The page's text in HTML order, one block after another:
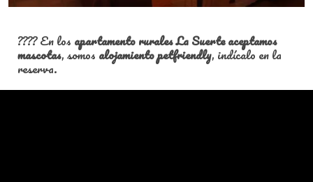
???? En los apartamento rurales La Suerte aceptamos
mascotas, somos alojamiento petfriendly, indícalo en la
reserva.